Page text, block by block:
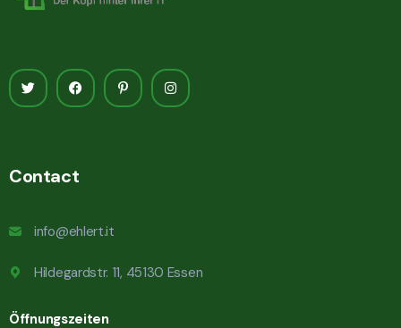
Contact
info@ehlert.it
Hildegardstr. 11, 45130 Essen
Öffnungszeiten